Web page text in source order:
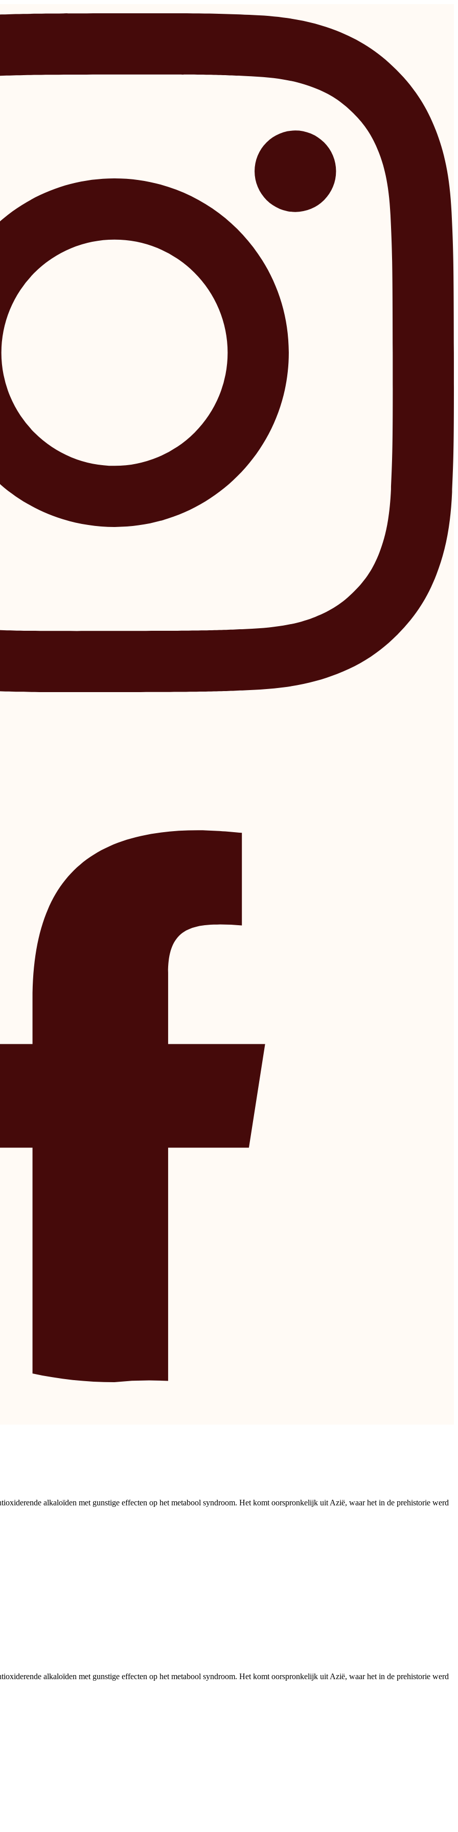
alkaloïden met gunstige effecten op het metabool syndroom. Het komt oorspronkelijk uit Azië, waar het in de prehistorie werd
alkaloïden met gunstige effecten op het metabool syndroom. Het komt oorspronkelijk uit Azië, waar het in de prehistorie werd